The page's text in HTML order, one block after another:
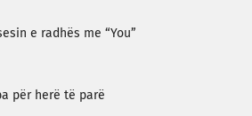
e radhës me “You”
për herë të parë